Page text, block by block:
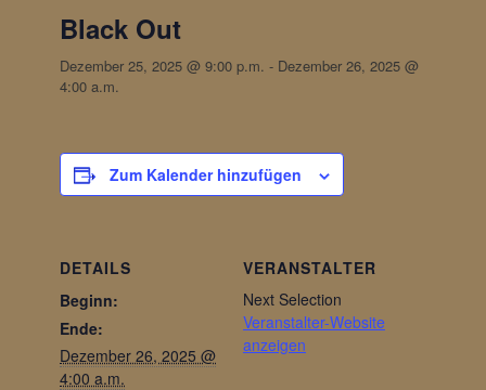
Black Out
Dezember 25, 2025 @ 9:00 p.m. - Dezember 26, 2025 @
4:00 a.m.
Zum Kalender hinzufügen
DETAILS
Beginn:
Ende:
Dezember 26, 2025 @
4:00 a.m.
VERANSTALTER
Next Selection
Veranstalter-Website
anzeigen